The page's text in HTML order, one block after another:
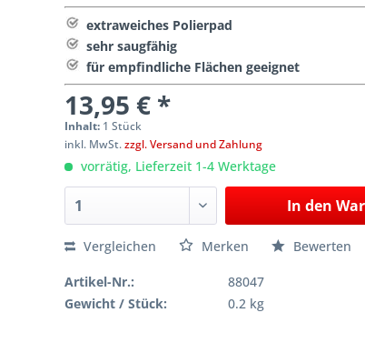
extraweiches Polierpad
sehr saugfähig
für empfindliche Flächen geeignet
13,95 € *
Inhalt: 1 Stück
inkl. MwSt.zzgl. Versand und Zahlung
vorrätig, Lieferzeit 1-4 Werktage
In den
Vergleichen Merken Bewerten
Artikel-Nr.:
88047
Gewicht / Stück:
0.2 kg